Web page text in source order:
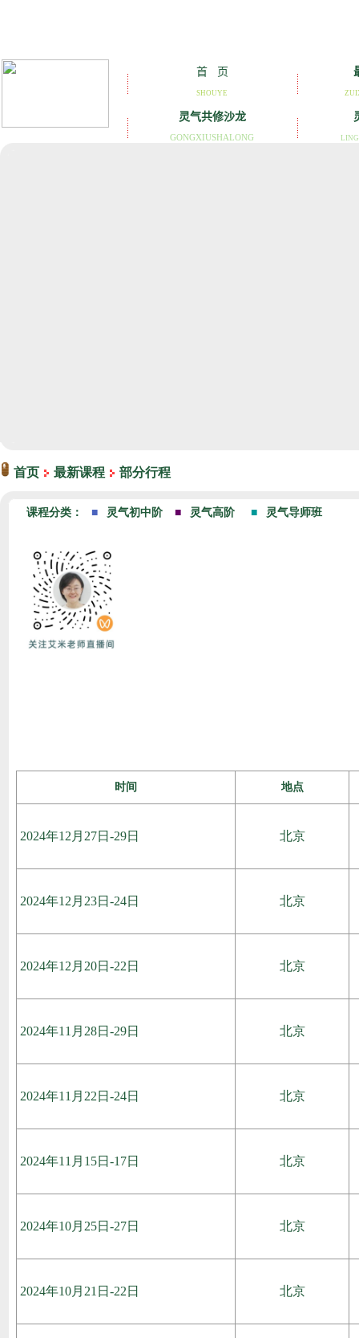
首页 最新课程 部分行程
时间 地点
2024年12月27日-29日 北京
2024年12月23日-24日 北京
2024年12月20日-22日 北京
2024年11月28日-29日 北京
2024年11月22日-24日 北京
2024年11月15日-17日 北京
2024年10月25日-27日 北京
2024年10月21日-22日 北京